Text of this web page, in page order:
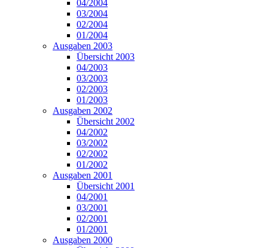
04/2004
03/2004
02/2004
01/2004
Ausgaben 2003
Übersicht 2003
04/2003
03/2003
02/2003
01/2003
Ausgaben 2002
Übersicht 2002
04/2002
03/2002
02/2002
01/2002
Ausgaben 2001
Übersicht 2001
04/2001
03/2001
02/2001
01/2001
Ausgaben 2000